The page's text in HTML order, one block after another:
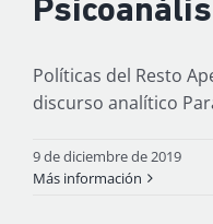
Políticas del Resto
discurso analítico
9 de diciembre de 2019
Más información